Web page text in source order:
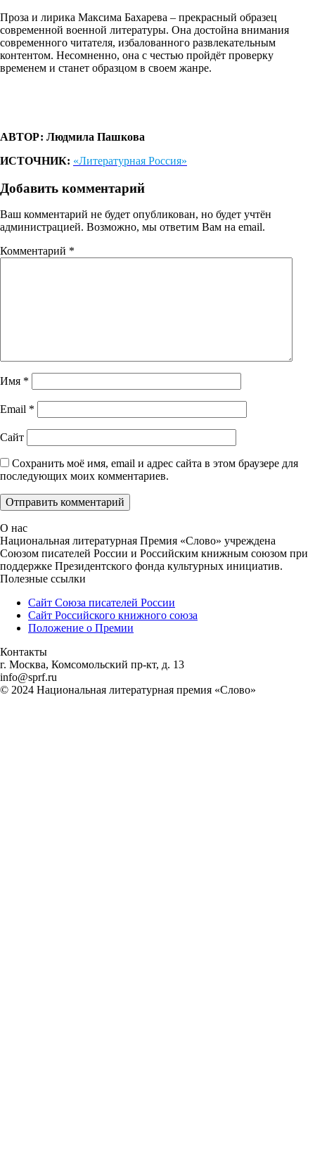
Проза и лирика Максима Бахарева – прекрасный образец
современной военной литературы. Она достойна внимания
современного читателя, избалованного развлекательным
контентом. Несомненно, она с честью пройдёт проверку
временем и станет образцом в своем жанре.
АВТОР: Людмила Пашкова
ИСТОЧНИК: «Литературная Россия»
Добавить комментарий
Ваш комментарий не будет опубликован, но будет учтён
администрацией. Возможно, мы ответим Вам на email.
Комментарий *
Имя *
Email *
Сайт
Сохранить моё имя, email и адрес сайта в этом браузере для
последующих моих комментариев.
О нас
Национальная литературная Премия «Слово» учреждена
Союзом писателей России и Российским книжным союзом при
поддержке Президентского фонда культурных инициатив.
Полезные ссылки
Сайт Союза писателей России
Сайт Российского книжного союза
Положение о Премии
Контакты
г. Москва, Комсомольский пр-кт, д. 13
info@sprf.ru
© 2024 Национальная литературная премия «Слово»